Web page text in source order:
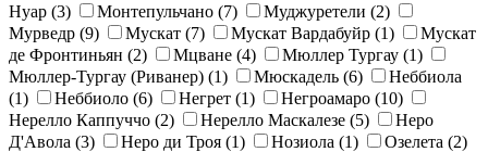
Нуар (3) Монтепульчано (7) Муджуретели (2)
Мурведр (9) Мускат (7) Мускат Вардабуйр (1)
Мускат
де Фронтиньян (2) Мцване (4) Мюллер Тургау (1)
Мюллер-Тургау (Риванер) (1) Мюскадель (6)
Неббиола
(1)
Неббиоло (6) Негрет (1) Негроамаро (10)
Нерелло Каппуччо (2) Нерелло Маскалезе (5)
Неро
Д'Авола (3) Неро ди Троя (1) Нозиола (1) Озелета (2)